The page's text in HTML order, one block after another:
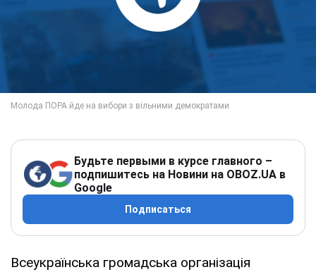
Будьте первыми в курсе главного –
подпишитесь на Новини на OBOZ.UA в
Google
Подписаться
Всеукраїнська громадська організація